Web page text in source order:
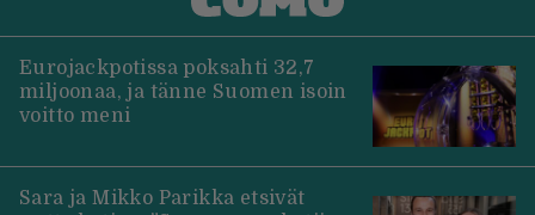
Eurojackpotissa poksahti 32,7
miljoonaa, ja tänne Suomen isoin
voitto meni
Sara ja Mikko Parikka etsivät